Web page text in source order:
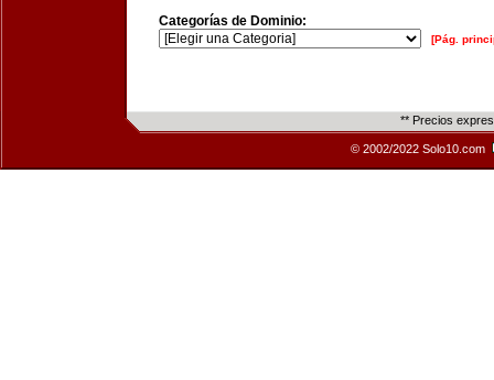
Categorías de Dominio:
[Pág.
** Precios
© 2002/2022 Solo10.com